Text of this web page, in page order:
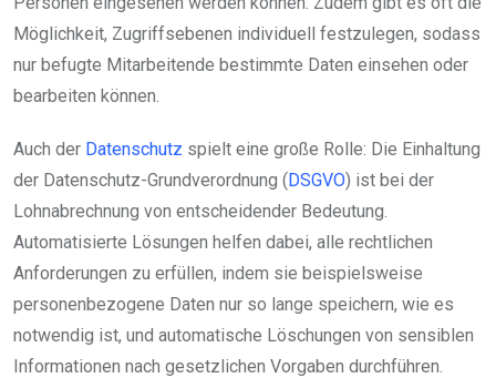
Möglichkeit, Zugriffsebenen individuell festzulegen, sodass
nur befugte Mitarbeitende bestimmte Daten einsehen oder
bearbeiten können.
Auch der Datenschutz spielt eine große Rolle: Die Einhaltung
der Datenschutz-Grundverordnung (DSGVO) ist bei der
Lohnabrechnung von entscheidender Bedeutung.
Automatisierte Lösungen helfen dabei, alle rechtlichen
Anforderungen zu erfüllen, indem sie beispielsweise
personenbezogene Daten nur so lange speichern, wie es
notwendig ist, und automatische Löschungen von sensiblen
Informationen nach gesetzlichen Vorgaben durchführen.